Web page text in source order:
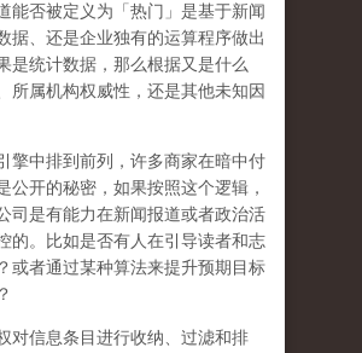
能否被定义为「热门」是基于新闻
据、还是企业独有的运算程序做出
是统计数据，那么根据又是什么
所属机构权威性，还是其他未知因
擎中排到前列，许多商家在暗中付
公开的秘密，如果按照这个逻辑，
司是有能力在新闻报道或者政治活
的。比如是否有人在引导读者和志
或者通过某种算法来提升预期目标
对信息条目进行收纳、过滤和排